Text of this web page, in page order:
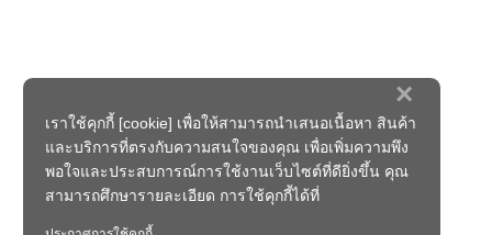
×
เราใช้คุกกี้ [cookie] เพื่อให้สามารถนำเสนอเนื้อหา สินค้า
และบริการที่ตรงกับความสนใจของคุณ เพื่อเพิ่มความพึง
พอใจและประสบการณ์การใช้งานเว็บไซต์ที่ดียิ่งขึ้น คุณ
สามารถศึกษารายละเอียด การใช้คุกกี้ได้ที่